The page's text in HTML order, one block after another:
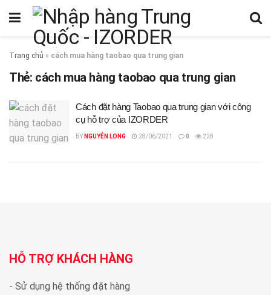
Trang chủ » cách mua hàng taobao qua trung gian
Thẻ: cách mua hàng taobao qua trung gian
Cách đặt hàng Taobao qua trung gian với công
cụ hỗ trợ của IZORDER
BY NGUYỄN LONG 28/06/2021 0 228
HỖ TRỢ KHÁCH HÀNG
- Sử dụng hệ thống đặt hàng